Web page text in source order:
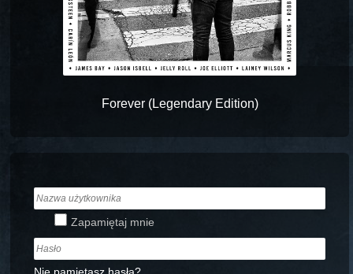
Forever (Legendary Edition)
Zapamiętaj mnie
Nie pamiętasz hasła?